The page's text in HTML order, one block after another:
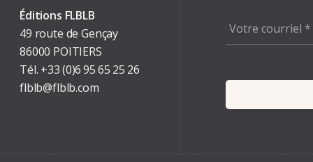
Éditions FLBLB
49 route de Gençay
86000 POITIERS
Tél. +33(0)6 9565 25 26
flblb@flblb.com